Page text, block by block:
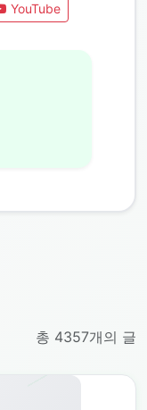
YouTube
총 4357개의 글